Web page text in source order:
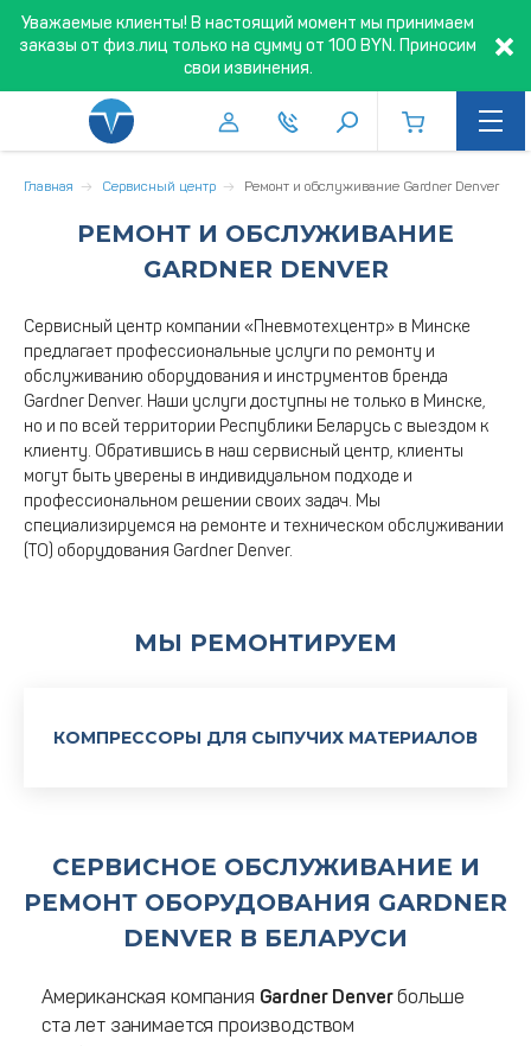
Уважаемые клиенты! В настоящий момент мы принимаем
заказы от физ.лиц только на сумму от 100 BYN. Приносим
свои извинения.
Главная Сервисный центр Ремонт и обслуживание Gardner Denver
РЕМОНТ И ОБСЛУЖИВАНИЕ
GARDNER DENVER
Сервисный центр компании «Пневмотехцентр» в Минске
предлагает профессиональные услуги по ремонту и
обслуживанию оборудования и инструментов бренда
Gardner Denver. Наши услуги доступны не только в Минске,
но и по всей территории Республики Беларусь с выездом к
клиенту. Обратившись в наш сервисный центр, клиенты
могут быть уверены в индивидуальном подходе и
профессиональном решении своих задач. Мы
специализируемся на ремонте и техническом обслуживании
(ТО) оборудования Gardner Denver.
МЫ РЕМОНТИРУЕМ
КОМПРЕССОРЫ ДЛЯ СЫПУЧИХ МАТЕРИАЛОВ
СЕРВИСНОЕ ОБСЛУЖИВАНИЕ И
РЕМОНТ ОБОРУДОВАНИЯ GARDNER
DENVER В БЕЛАРУСИ
Американская компания Gardner Denverбольше
ста лет занимается производством